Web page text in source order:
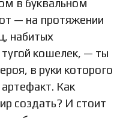
в буквальном
— на протяжении
набитых
кошелек, — ты
в руки которого
Как
создать? И стоит